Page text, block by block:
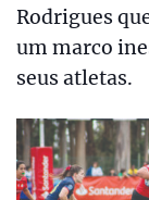
Rodrigues
um marco
seus atletas.